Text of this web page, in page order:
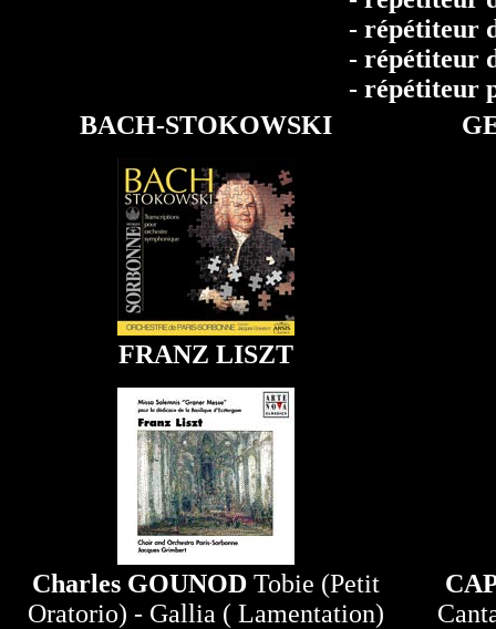
- répétiteur
- répétiteur
- répétiteur
BACH-STOKOWSKI
FRANZ LISZT
Charles GOUNOD Tobie (Petit
Oratorio) - Gallia ( Lamentation)